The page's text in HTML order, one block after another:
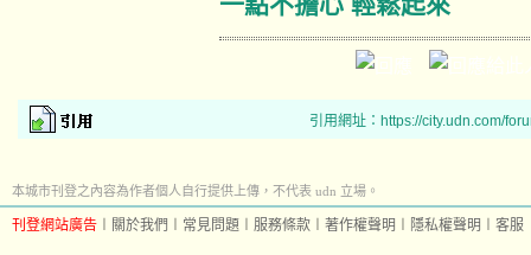
引用網址：https://city.udn.com/
本城市刊登之內容為作者個人自行提供上傳，不代表 udn 立場。
刊登網站廣告 關於我們 常見問題 服務條款 著作權聲明 隱私權聲明 客服